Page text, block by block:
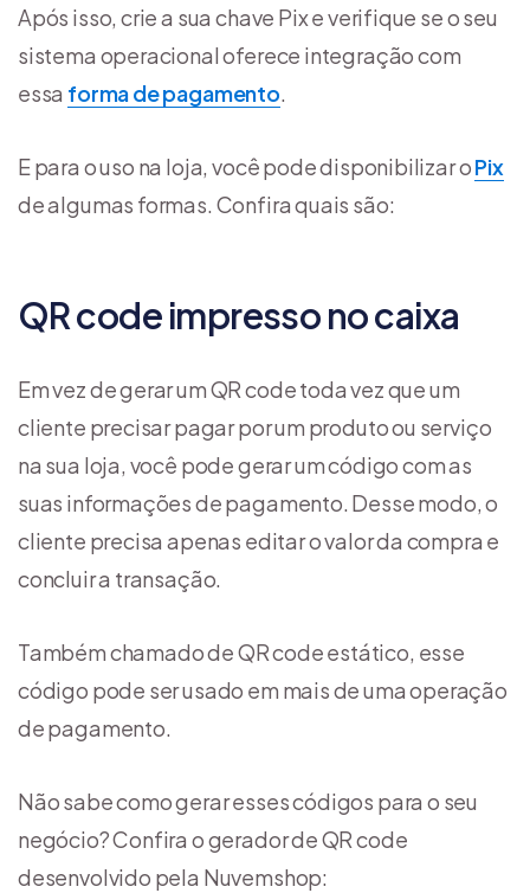
Após isso, crie a sua chave Pix e verifique se o seu
sistema operacional oferece integração com
essa forma de pagamento.
E para o uso na loja, você pode disponibilizar oPix
de algumas formas. Confira quais são:
QR code impresso no caixa
Em vez de gerar um QR code toda vez que um
cliente precisar pagar por um produto ou serviço
na sua loja, você pode gerar um código com as
suas informações de pagamento. Desse modo, o
cliente precisa apenas editar o valor da compra e
concluir a transação.
Também chamado de QR code estático, esse
código pode ser usado em mais de uma operação
de pagamento.
Não sabe como gerar esses códigos para o seu
negócio? Confira o gerador de QR code
desenvolvido pela Nuvemshop: